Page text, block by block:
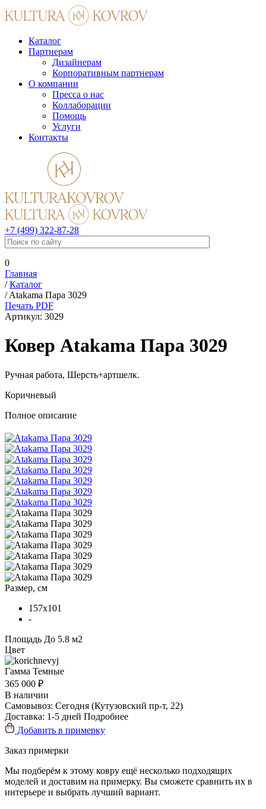
Каталог
Партнерам
Дизайнерам
Корпоративным партнерам
О компании
Пресса о нас
Коллаборации
Помощь
Услуги
Контакты
+7 (499) 322-87-28
0
Главная
/Каталог
/Atakama Пара 3029
Печать PDF
Артикул: 3029
Ковер Atakama Пара 3029
Ручная работа, Шерсть+артшелк.
Коричневый
Полное описание
Размер, см
157x101
-
Площадь До 5.8 м2
Цвет
Гамма Темные
365 000 ₽
В наличии
Самовывоз: Сегодня (Кутузовский пр-т, 22)
Доставка: 1-5 дней Подробнее
Добавить в примерку
Заказ примерки
Мы подберём к этому ковру ещё несколько подходящих
моделей и доставим на примерку. Вы сможете сравнить их в
интерьере и выбрать лучший вариант.